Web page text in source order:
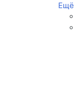
Ещё